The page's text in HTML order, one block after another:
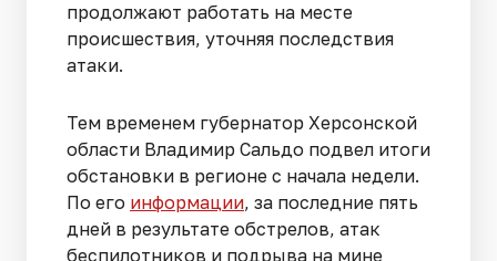
продолжают работать на месте
происшествия, уточняя последствия
атаки.
Тем временем губернатор Херсонской
области Владимир Сальдо подвел итоги
обстановки в регионе с начала недели.
По его информации, за последние пять
дней в результате обстрелов, атак
беспилотников и подрыва на мине